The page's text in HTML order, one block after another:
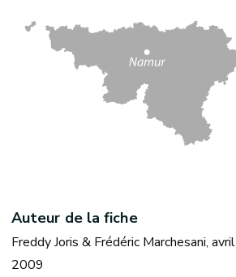
Auteur de la fiche
Freddy Joris & Frédéric Marchesani, avril
2009